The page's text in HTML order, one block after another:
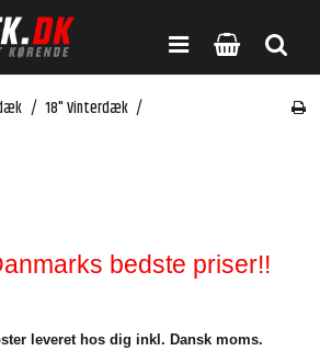
/ 18" Vinterdæk /
bedste priser!!
leveret hos dig inkl. Dansk moms.